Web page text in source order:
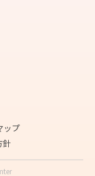
ップ
針